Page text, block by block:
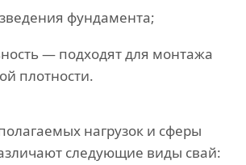
фундамента;
— подходят для монтажа
плотности.
нагрузок и сферы
следующие виды свай: